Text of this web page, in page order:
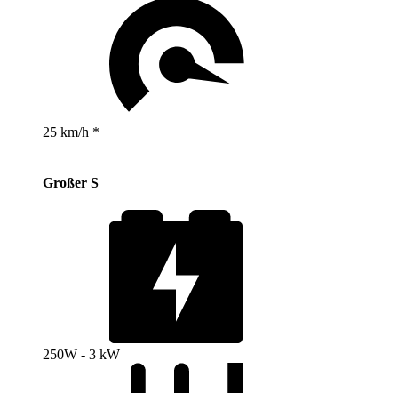
25 km/h *
Großer S
250W - 3 kW